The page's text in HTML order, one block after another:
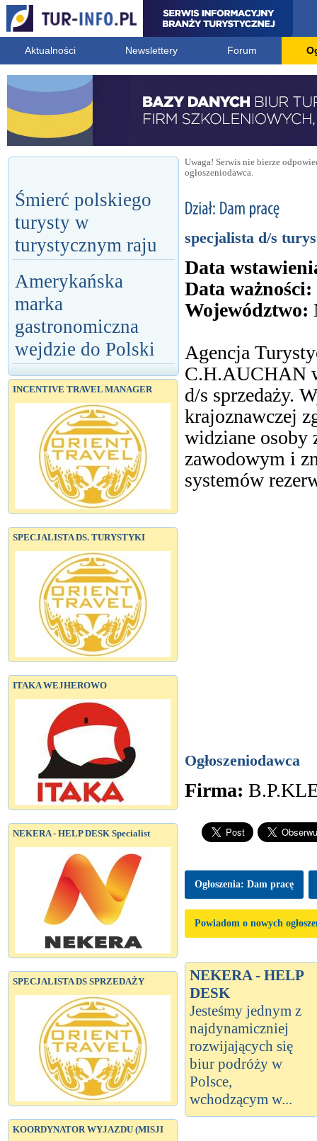
Aktualności Newslettery Forum
Śmierć polskiego
turysty w
turystycznym raju
Amerykańska
marka
gastronomiczna
wejdzie do Polski
INCENTIVE TRAVEL MANAGER
SPECJALISTA DS. TURYSTYKI
ITAKA WEJHEROWO
NEKERA - HELP DESK Specialist
SPECJALISTA DS SPRZEDAŻY
KOORDYNATOR WYJAZDU (MISJI
Uwaga! Serwis nie bierze
ogłoszeniodawca.
specjalista d/s
Data
Data ważności:
Województwo:
Agencja
C.H.AUCHAN
d/s sprzedaży.
krajoznawczej
widziane osoby
zawodowym i
systemów
Ogłoszeniodawca
Firma:
Ogłoszenia: Dam pracę
Powiadom o nowych
NEKERA - HELP
DESK
Jesteśmy jednym z
najdynamiczniej
rozwijających się
biur podróży w
Polsce,
wchodzącym w...